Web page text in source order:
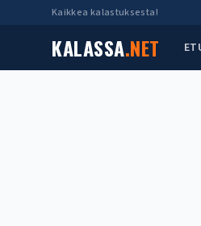
Kaikkea kalastuksesta!
KALASSA.NET